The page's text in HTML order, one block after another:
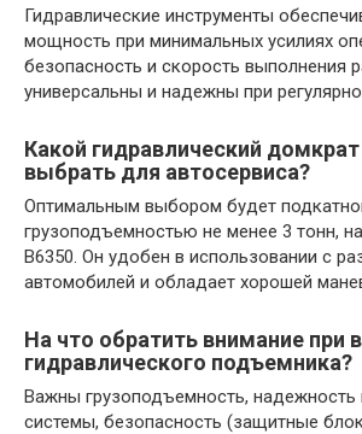
Гидравлические инструменты
мощность при минимальных усилиях
безопасность и скорость выполнения
универсальны и надежны при
Какой гидравлический
выбрать для автосервиса?
Оптимальным выбором будет
грузоподъемностью не менее 3 тонн,
B6350. Он удобен в использовании с
автомобилей и обладает хорошей
На что обратить внимание при
гидравлического подъемника?
Важны грузоподъемность, надежность
системы, безопасность (защитные